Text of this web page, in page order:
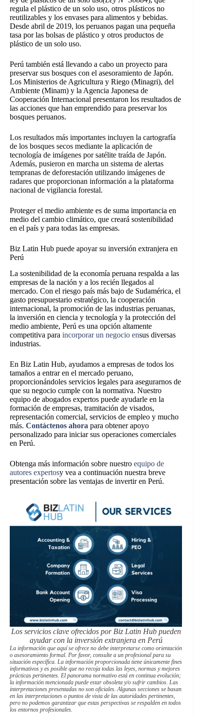
regula el plástico de un solo uso, otros plásticos no
reutilizables y los envases para alimentos y bebidas.
Desde abril de 2019, los peruanos pagan una pequeña
tasa por las bolsas de plástico y otros productos de
plástico de un solo uso.
Perú también está llevando a cabo un proyecto para
preservar sus bosques con el asesoramiento de Japón.
Los Ministerios de Agricultura y Riego (Minagri), del
Ambiente (Minam) y la Agencia Japonesa de
Cooperación Internacional presentaron los resultados de
las acciones que han emprendido para preservar los
bosques peruanos.
Los resultados más importantes incluyen la cartografía
de los bosques secos mediante la aplicación de
tecnología de imágenes por satélite traída de Japón.
Además, pusieron en marcha un sistema de alertas
tempranas de deforestación utilizando imágenes de
radares que proporcionan información a la plataforma
nacional de vigilancia forestal.
Proteger el medio ambiente es de suma importancia en
medio del cambio climático, que creará sostenibilidad
en el país y para todas las empresas.
Biz Latin Hub puede apoyar su inversión extranjera en
Perú
La sostenibilidad de la economía peruana respalda a las
empresas de la nación y a los recién llegados al
mercado. Con el riesgo país más bajo de Sudamérica, el
gasto presupuestario estratégico, la cooperación
internacional, la promoción de las industrias peruanas,
la inversión en ciencia y tecnología y la protección del
medio ambiente, Perú es una opción altamente
competitiva para incorporar un negocio ensus diversas
industrias.
En Biz Latin Hub, ayudamos a empresas de todos los
tamaños a entrar en el mercado peruano,
proporcionándoles servicios legales para asegurarnos de
que su negocio cumple con la normativa. Nuestro
equipo de abogados expertos puede ayudarle en la
formación de empresas, tramitación de visados,
representación comercial, servicios de empleo y mucho
más. Contáctenos ahora para obtener apoyo
personalizado para iniciar sus operaciones comerciales
en Perú.
Obtenga más información sobre nuestro equipo de
autores expertosy vea a continuación nuestra breve
presentación sobre las ventajas de invertir en Perú.
Los servicios clave ofrecidos por Biz Latin Hub pueden
ayudar con la inversión extranjera en Perú
La información que aquí se ofrece no debe interpretarse como orientación
o asesoramiento formal. Por favor, consulte a un profesional para su
situación específica. La información proporcionada tiene únicamente fines
informativos y es posible que no recoja todas las leyes, normas y mejores
prácticas pertinentes. El panorama normativo está en continua evolución;
la información mencionada puede estar obsoleta y/o sufrir cambios. Las
interpretaciones presentadas no son oficiales. Algunas secciones se basan
en las interpretaciones o puntos de vista de las autoridades pertinentes,
pero no podemos garantizar que estas perspectivas se respalden en todos
los entornos profesionales.